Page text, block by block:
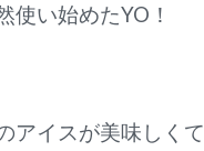
使い始めたYO！
アイスが美味しくて